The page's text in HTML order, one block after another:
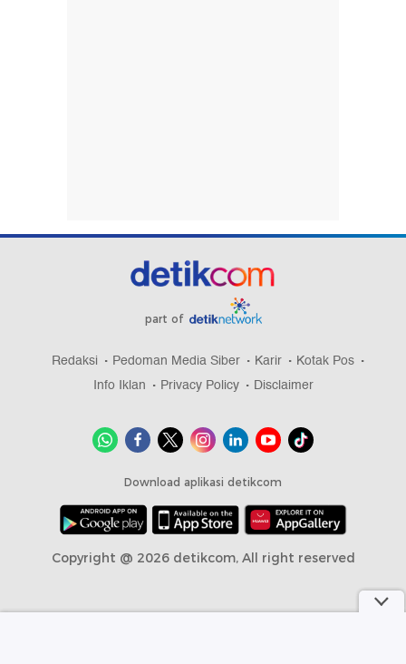
part of
Redaksi Pedoman Media Siber Karir
Kotak Pos
Info Iklan
Privacy Policy Disclaimer
Download aplikasi detikcom
Copyright @ 2026 detikcom, All right reserved